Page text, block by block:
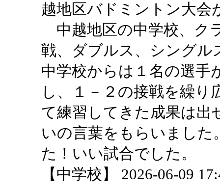
越地区バドミントン大会
中越地区の中学校、ク
戦、ダブルス、シングル
中学校からは１名の選手
し、１－２の接戦を繰り
て練習してきた成果は
いの言葉をもらいました
た！いい試合でした。
【中学校】 2026-06-09